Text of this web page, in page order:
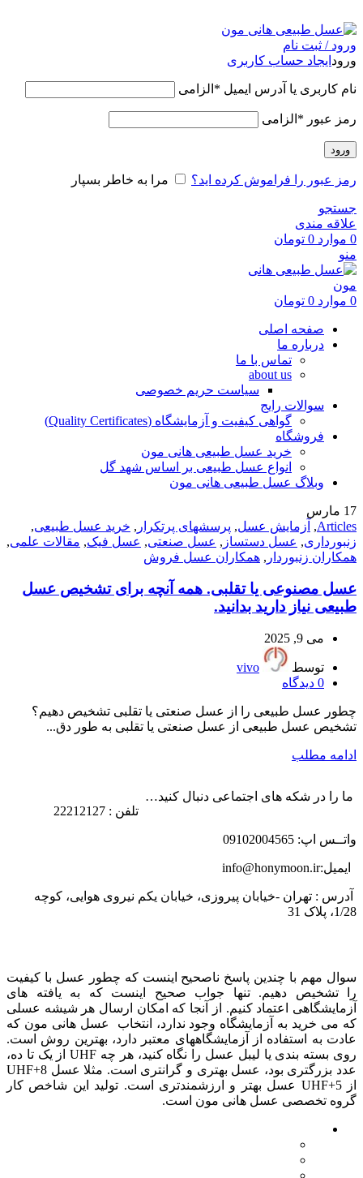
ورود / ثبت نام
ورود ایجاد حساب کاربری
نام کاربری یا آدرس ایمیل * الزامی
رمز عبور * الزامی
ورود
رمز عبور را فراموش کرده اید؟ مرا به خاطر بسپار
جستجو
علاقه مندی
0 موارد 0 تومان
منو
0 موارد 0 تومان
صفحه اصلی
درباره ما
تماس با ما
about us
سیاست حریم خصوصی
سوالات رایج
گواهی کیفیت و آزمایشگاه (Quality Certificates)
فروشگاه
خرید عسل طبیعی هانی مون
انواع عسل طبیعی بر اساس شهد گل
وبلاگ عسل طبیعی هانی مون
17 مارس
Articles
, آزمایش عسل, پرسشهای پرتکرار , خرید عسل طبیعی,
زنبورداری, عسل دستساز , عسل صنعتی, عسل فیک, مقالات علمی,
همکاران زنبوردار , همکاران عسل فروش
عسل مصنوعی یا تقلبی. همه آنچه برای تشخیص عسل
طبیعی نیاز دارید بدانید.
می 9, 2025
توسط
vivo
0 دیدگاه
چطور عسل طبیعی را از عسل صنعتی یا تقلبی تشخیص دهیم؟
تشخیص عسل طبیعی از عسل صنعتی یا تقلبی به طور دق...
ادامه مطلب
ما را در شکه های اجتماعی دنبال کنید…
تلفن : 22212127
واتــس اپ: 09102004565
ایمیل:info@honymoon.ir
آدرس : تهران -خیابان پیروزی، خیابان یکم نیروی هوایی، کوچه
1/28، پلاک 31
سوال مهم با چندین پاسخ ناصحیح اینست که چطور عسل با کیفیت
را تشخیص دهیم. تنها جواب صحیح اینست که به یافته های
آزمایشگاهی اعتماد کنیم. از آنجا که امکان ارسال هر شیشه عسلی
که می خرید به آزمایشگاه وجود ندارد، انتخاب عسل هانی مون که
عادت به استفاده از آزمایشگاههای معتبر دارد، بهترین روش است.
روی بسته بندی یا لیبل عسل را نگاه کنید، هر چه UHF از یک تا ده،
عدد بزرگتری بود، عسل بهتری و گرانتری است. مثلا عسل UHF+8
از UHF+5 عسل بهتر و ارزشمندتری است. تولید این شاخص کار
گروه تخصصی عسل هانی مون است.